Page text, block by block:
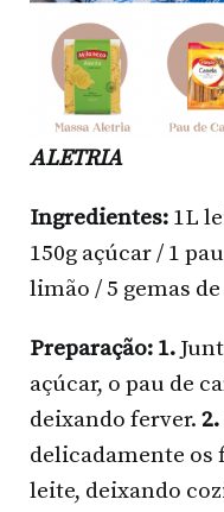
ALETRIA
Ingredientes: 1L
150g açúcar / 1
limão / 5 gemas
Preparação: 1.
açúcar, o pau de
deixando ferver. 2.
delicadamente os
leite, deixando